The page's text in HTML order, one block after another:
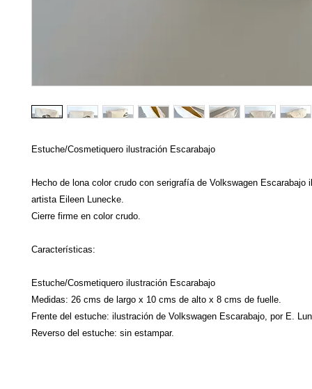
Estuche/Cosmetiquero ilustración Escarabajo
Hecho de lona color crudo con serigrafía de Volkswagen Escarabajo
artista Eileen Lunecke.
Cierre firme en color crudo.
Características:
Estuche/Cosmetiquero ilustración Escarabajo
Medidas: 26 cms de largo x 10 cms de alto x 8 cms de fuelle.
Frente del estuche: ilustración de Volkswagen Escarabajo, por E.
Reverso del estuche: sin estampar.